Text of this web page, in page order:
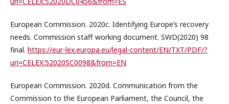
European Commission. 2020c. Identifying Europe’s recovery
needs. Commission staff working document. SWD(2020) 98
final. https://eur-lex.europa.eu/legal-content/EN/TXT/PDF/?
uri=CELEX:52020SC0098&from=EN
European Commission. 2020d. Communication from the
Commission to the European Parliament, the Council, the